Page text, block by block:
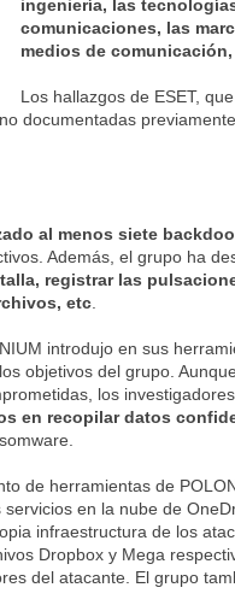
ingeniería, las
comunicaciones, las
medios de
Los hallazgos de ESET,
documentadas
al menos siete
Además, el grupo ha
registrar las
etc
introdujo en sus
objetivos del grupo.
los
en recopilar datos
de herramientas de
servicios en la nube de
infraestructura de los
Dropbox y Mega
del atacante. El grupo